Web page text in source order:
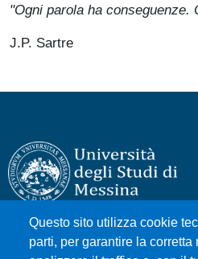
"Ogni parola ha conseguenze.
J.P. Sartre
Questo sito utilizza cookie
parti, per garantire la corretta
Università degli Studi di
Piazza Pugliatti, 1 - 98122